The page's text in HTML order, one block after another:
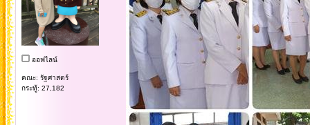
ออฟไลน์
คณะ: รัฐศาสตร์
กระทู้: 27,182